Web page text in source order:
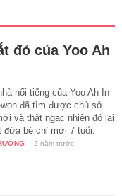
đỏ của Yoo Ah
nổi tiếng của Yoo Ah In
đã tìm được chủ sở
và thật ngạc nhiên đó lại
đứa bé chỉ mới 7 tuổi.
- 2 năm trước